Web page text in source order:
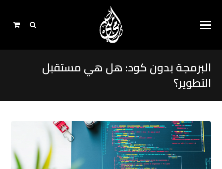
البرمجة بدون كود: هل هي مستقبل
التطوير؟